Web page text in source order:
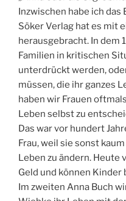
Inzwischen habe ich
Söker Verlag hat es mit
herausgebracht. In dem
Familien in kritischen
unterdrückt werden,
müssen, die ihr ganzes
haben wir Frauen
Leben selbst zu
Das war vor hundert
Frau, weil sie sonst
Leben zu ändern. Heute
Geld und können Kinder
Im zweiten Anna Buch